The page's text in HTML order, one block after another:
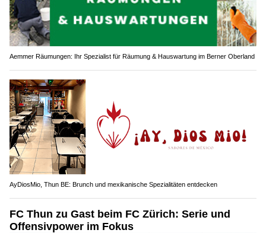
Aemmer Räumungen: Ihr Spezialist für Räumung & Hauswartung im Berner Oberland
AyDiosMio, Thun BE: Brunch und mexikanische Spezialitäten entdecken
FC Thun zu Gast beim FC Zürich: Serie und
Offensivpower im Fokus